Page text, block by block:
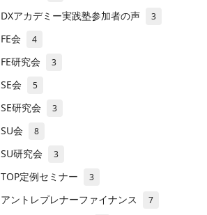
DXアカデミー実践塾参加者の声 3
FE会 4
FE研究会 3
SE会 5
SE研究会 3
SU会 8
SU研究会 3
TOP定例セミナー 3
アントレプレナーファイナンス 7